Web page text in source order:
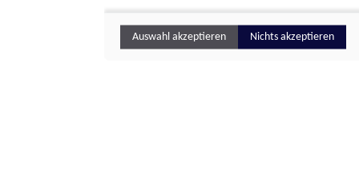
Auswahl akzeptieren Nichts akzeptieren